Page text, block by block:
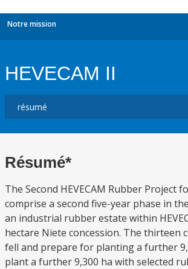
Notre mission
HEVECAM II
Résumé*
The Second HEVECAM Rubber Project
comprise a second five-year phase in
an industrial rubber estate within
hectare Niete concession. The thirteen
fell and prepare for planting a further
plant a further 9,300 ha with selected